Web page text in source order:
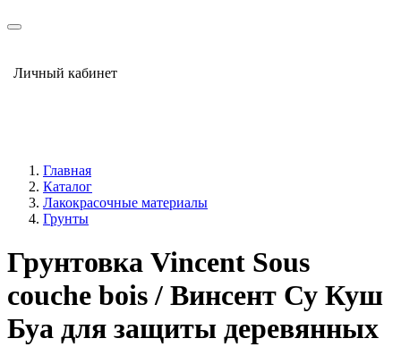
Личный кабинет
Главная
Каталог
Лакокрасочные материалы
Грунты
Грунтовка Vincent Sous
couche bois / Винсент Су Куш
Буа для защиты деревянных